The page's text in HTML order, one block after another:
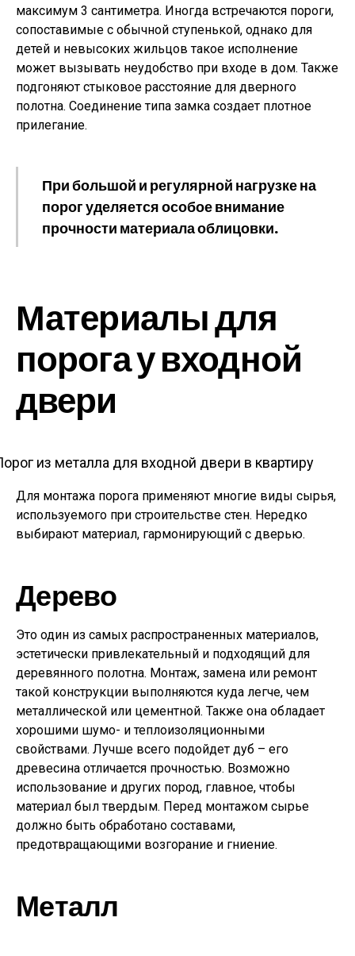
максимум 3 сантиметра. Иногда встречаются пороги,
сопоставимые с обычной ступенькой, однако для
детей и невысоких жильцов такое исполнение
может вызывать неудобство при входе в дом. Также
подгоняют стыковое расстояние для дверного
полотна. Соединение типа замка создает плотное
прилегание.
При большой и регулярной нагрузке на
порог уделяется особое внимание
прочности материала облицовки.
Материалы для
порога у входной
двери
из металла для входной двери в квартиру
Для монтажа порога применяют многие виды сырья,
используемого при строительстве стен. Нередко
выбирают материал, гармонирующий с дверью.
Дерево
Это один из самых распространенных материалов,
эстетически привлекательный и подходящий для
деревянного полотна. Монтаж, замена или ремонт
такой конструкции выполняются куда легче, чем
металлической или цементной. Также она обладает
хорошими шумо- и теплоизоляционными
свойствами. Лучше всего подойдет дуб – его
древесина отличается прочностью. Возможно
использование и других пород, главное, чтобы
материал был твердым. Перед монтажом сырье
должно быть обработано составами,
предотвращающими возгорание и гниение.
Металл